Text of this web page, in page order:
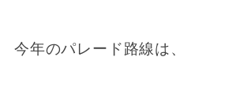
今年のパレード路線は、